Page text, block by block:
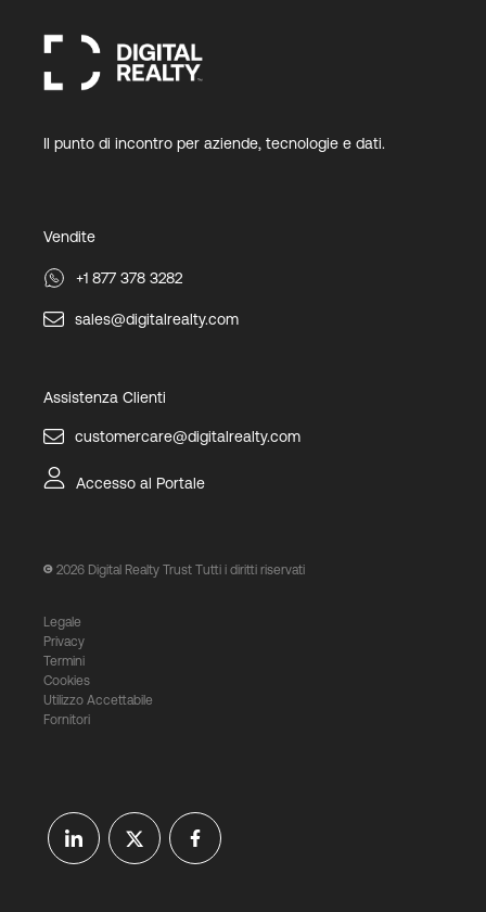
Il punto di incontro per aziende, tecnologie e dati.
Vendite
+1 877 378 3282
sales@digitalrealty.com
Assistenza Clienti
customercare@digitalrealty.com
Accesso al Portale
2026 Digital Realty Trust Tutti i diritti riservati
Legale
Privacy
Termini
Cookies
Utilizzo Accettabile
Fornitori